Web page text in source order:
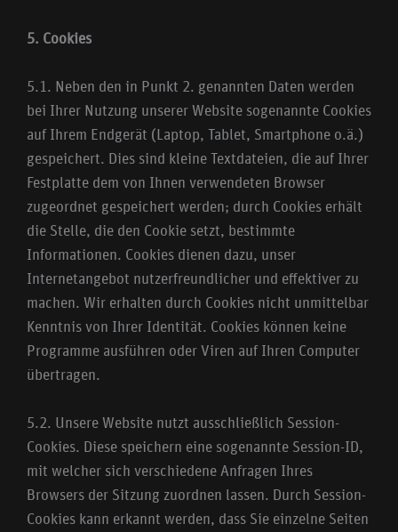
5. Cookies
5.1. Neben den in Punkt 2. genannten Daten werden
bei Ihrer Nutzung unserer Website sogenannte Cookies
auf Ihrem Endgerät (Laptop, Tablet, Smartphone o.ä.)
gespeichert. Dies sind kleine Textdateien, die auf Ihrer
Festplatte dem von Ihnen verwendeten Browser
zugeordnet gespeichert werden; durch Cookies erhält
die Stelle, die den Cookie setzt, bestimmte
Informationen. Cookies dienen dazu, unser
Internetangebot nutzerfreundlicher und effektiver zu
machen. Wir erhalten durch Cookies nicht unmittelbar
Kenntnis von Ihrer Identität. Cookies können keine
Programme ausführen oder Viren auf Ihren Computer
übertragen.
5.2. Unsere Website nutzt ausschließlich Session-
Cookies. Diese speichern eine sogenannte Session-ID,
mit welcher sich verschiedene Anfragen Ihres
Browsers der Sitzung zuordnen lassen. Durch Session-
Cookies kann erkannt werden, dass Sie einzelne Seiten